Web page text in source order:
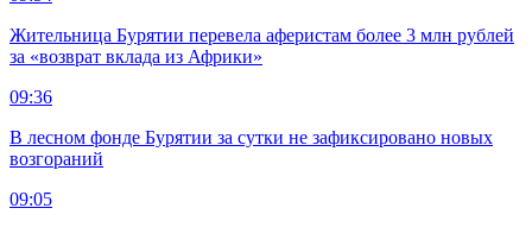
Жительница Бурятии перевела аферистам более 3 млн рублей
за «возврат вклада из Африки»
09:36
В лесном фонде Бурятии за сутки не зафиксировано новых
возгораний
09:05